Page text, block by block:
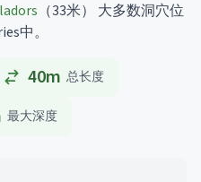
（33米）
大多数洞穴位
中。
40m 总长度
最大深度